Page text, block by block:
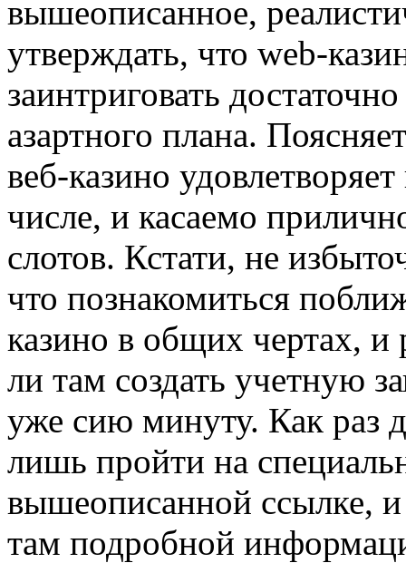
вышеописанное,
утверждать, что web-
заинтриговать
азартного плана.
веб-казино
числе, и касаемо
слотов. Кстати, не
что познакомиться
казино в общих чертах, и
ли там создать учетную
уже сию минуту. Как раз
лишь пройти на
вышеописанной ссылке,
там подробной